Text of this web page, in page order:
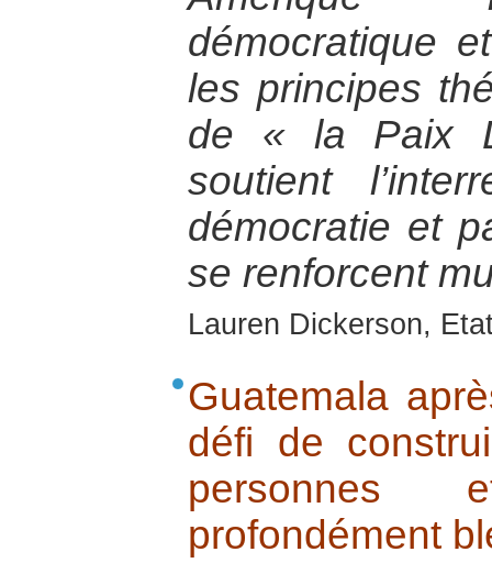
démocratique
les principes
de « la Paix
soutient
démocratie et
se renforcent
Lauren Dickerson,
Guatemala
défi de
personnes
profondément